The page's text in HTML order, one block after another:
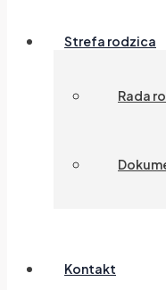
Strefa rodzica
Rada
Kontakt